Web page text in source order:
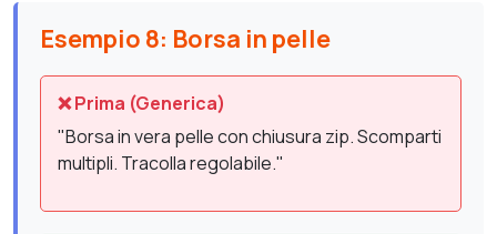
Esempio 8: Borsa in pelle
❌ Prima (Generica)
"Borsa in vera pelle con chiusura zip. Scomparti
multipli. Tracolla regolabile."